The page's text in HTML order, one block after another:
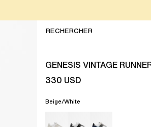
GENESIS VINTAGE
330 USD
Beige/White